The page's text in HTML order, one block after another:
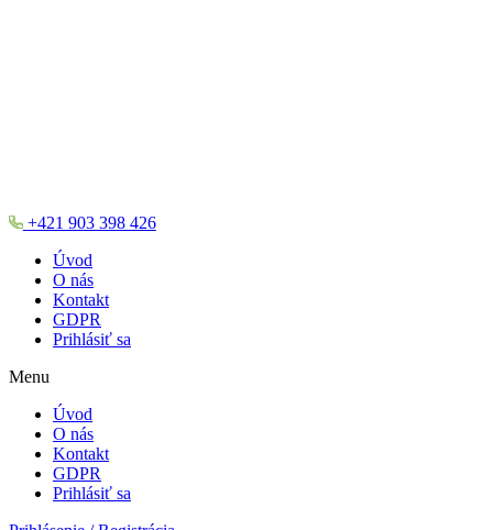
+421 903 398 426
Úvod
O nás
Kontakt
GDPR
Prihlásiť sa
Menu
Úvod
O nás
Kontakt
GDPR
Prihlásiť sa